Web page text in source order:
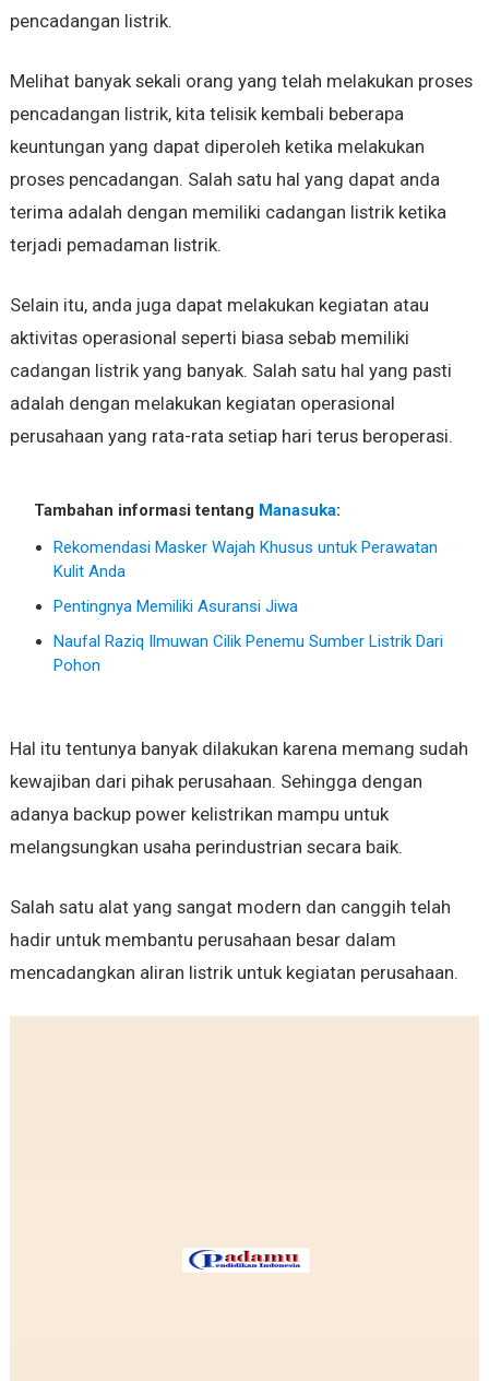
pencadangan listrik.
Melihat banyak sekali orang yang telah melakukan proses
pencadangan listrik, kita telisik kembali beberapa
keuntungan yang dapat diperoleh ketika melakukan
proses pencadangan. Salah satu hal yang dapat anda
terima adalah dengan memiliki cadangan listrik ketika
terjadi pemadaman listrik.
Selain itu, anda juga dapat melakukan kegiatan atau
aktivitas operasional seperti biasa sebab memiliki
cadangan listrik yang banyak. Salah satu hal yang pasti
adalah dengan melakukan kegiatan operasional
perusahaan yang rata-rata setiap hari terus beroperasi.
Tambahan informasi tentang Manasuka:
Rekomendasi Masker Wajah Khusus untuk Perawatan
Kulit Anda
Pentingnya Memiliki Asuransi Jiwa
Naufal Raziq Ilmuwan Cilik Penemu Sumber Listrik Dari
Pohon
Hal itu tentunya banyak dilakukan karena memang sudah
kewajiban dari pihak perusahaan. Sehingga dengan
adanya backup power kelistrikan mampu untuk
melangsungkan usaha perindustrian secara baik.
Salah satu alat yang sangat modern dan canggih telah
hadir untuk membantu perusahaan besar dalam
mencadangkan aliran listrik untuk kegiatan perusahaan.